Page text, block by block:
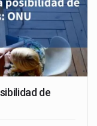
de